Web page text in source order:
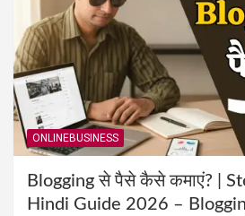
ONLINEBUSINESS
Blogging से पैसे कैसे कमाएं? |
Hindi Guide 2026 –